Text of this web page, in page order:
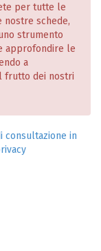
per tutte le
nostre schede,
strumento
approfondire le
a
frutto dei nostri
consultazione in